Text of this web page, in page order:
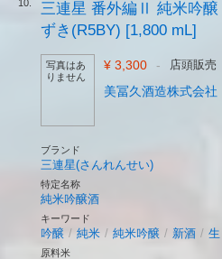
10.
三連星 番外編Ⅱ 純米吟醸
ずき(R5BY) [1,800 mL]
写真はあ
りません
¥ 3,300 - 店頭販売
美冨久酒造株式会社
ブランド
三連星(さんれんせい)
特定名称
純米吟醸酒
キーワード
吟醸 / 純米 / 純米吟醸 / 新酒 / 生
原料米